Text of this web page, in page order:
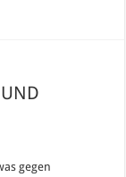
gegen